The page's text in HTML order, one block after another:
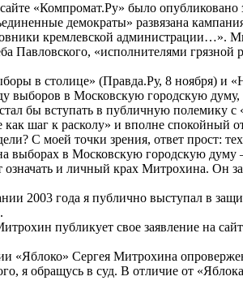
«Компромат.Ру» было
демократы» развязана
кремлевской
Павловского, «исполнителями
в столице» (Правда.Ру, 8 ноября)
выборов в Московскую городскую
бы вступать в публичную полемику
шаг к расколу» и вполне спокойный
С моей точки зрения, ответ
выборах в Московскую городскую
означать и личный крах Митрохина.
2003 года я публично выступал в
публикует свое заявление на
«Яблоко» Сергея Митрохина
я обращусь в суд. В отличие от